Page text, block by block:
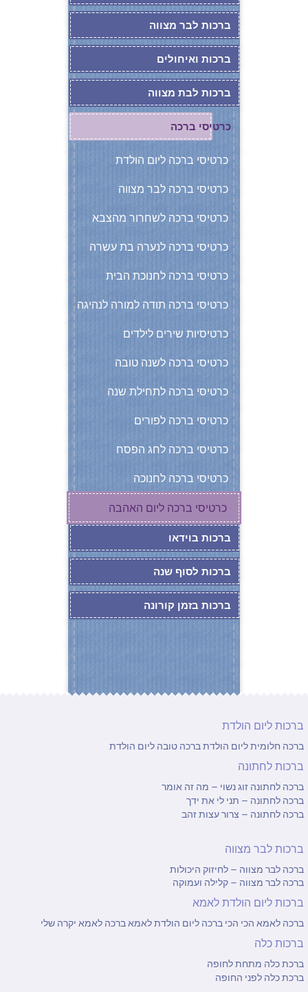
ברכות לבר מצווה
ברכות ואיחולים
ברכות לבת מצווה
כרטיסי ברכה
כרטיסי ברכה ליום הולדת
כרטיסי ברכה לבר מצווה
כרטיסי ברכה לשחרור מהצבא
כרטיסי ברכה לנערה בת עשרה
כרטיסי ברכה לחנוכת הבית
כרטיסי ברכה תודה למורה לנהיגה
כרטיסיות שירים לילדים
כרטיסי ברכה לשנה טובה
כרטיסי ברכה לתחילת שנה
כרטיסי ברכה לפורים
כרטיסי ברכה לחג הפסח
כרטיסי ברכה לחנוכה
כרטיסי ברכה ליום האהבה
ברכות בוידאו
ברכות לסוף שנה
ברכות בזמן קורונה
ברכות ליום הולדת
ברכה חלומית ליום הולדתברכה טובה ליום הולדת
ברכות לחתונה
ברכה לחתונה זוג נשוי – מה זה אומר
ברכה לחתונה – תני לי את ידך
ברכה לחתונה – צרור עצות זהב
ברכות לבר מצווה
ברכה לבר מצווה – לחיזוק היכולות
ברכה לבר מצווה – קלילה ועמוקה
ברכות ליום הולדת לאמא
ברכה לאמא הכי הכי ברכה ליום הולדת לאמאברכה לאמא יקרה שלי
ברכות כלה
ברכת כלה מתחת לחופה
ברכת כלה לפני החופה